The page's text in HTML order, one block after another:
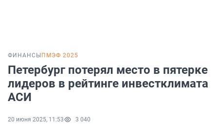
ФИНАНСЫ ПМЭФ 2025
Петербург потерял место в пятерке
лидеров в рейтинге инвестклимата
АСИ
20 июня 2025, 11:53 3 040